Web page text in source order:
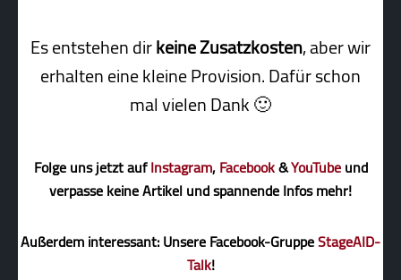
Es entstehen dirkeine Zusatzkosten, aber wir
erhalten eine kleine Pro­vi­sion. Dafür schon
mal vielen Dank 🙂
Folge uns jetzt aufInstagram,Facebook&YouTubeund
verpasse keine Artikel und spannende Infos mehr!
Außerdem interessant: Unsere Facebook-GruppeStageAID-
Talk!